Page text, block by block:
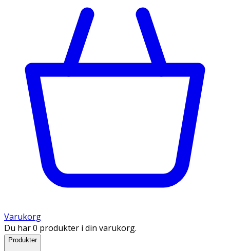
Varukorg
Du har 0 produkter i din varukorg.
Produkter